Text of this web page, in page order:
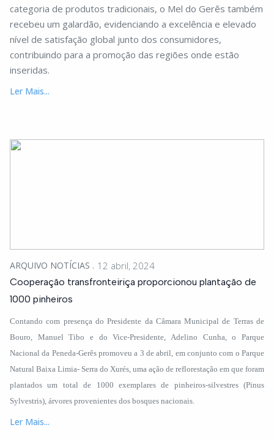
categoria de produtos tradicionais, o Mel do Gerês também
recebeu um galardão, evidenciando a excelência e elevado
nível de satisfação global junto dos consumidores,
contribuindo para a promoção das regiões onde estão
inseridas.
Ler Mais...
ARQUIVO NOTÍCIAS 12 abril, 2024
Cooperação transfronteiriça proporcionou plantação de
1000 pinheiros
Contando com presença do Presidente da Câmara Municipal de Terras de
Bouro, Manuel Tibo e do Vice-Presidente, Adelino Cunha, o Parque
Nacional da Peneda-Gerês promoveu a 3 de abril, em conjunto com o Parque
Natural Baixa Limia- Serra do Xurés, uma ação de reflorestação em que foram
plantados um total de 1000 exemplares de pinheiros-silvestres (Pinus
Sylvestris), árvores provenientes dos bosques nacionais.
Ler Mais...